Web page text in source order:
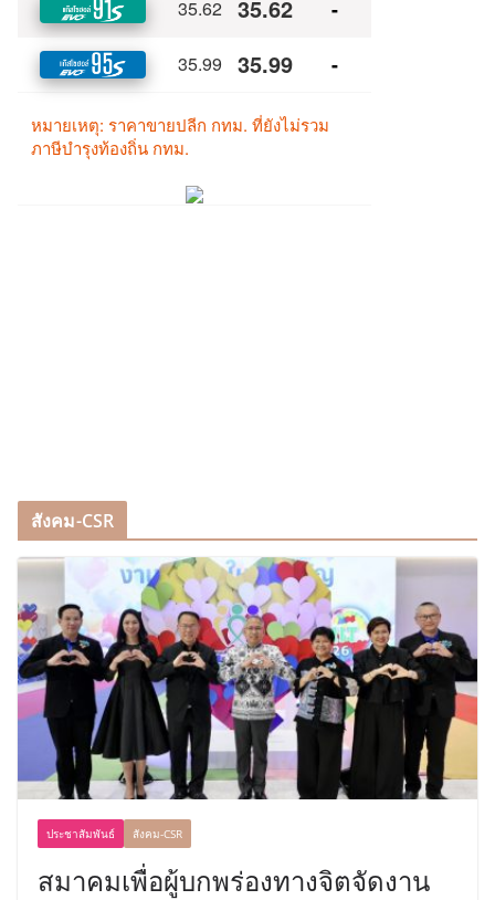
สังคม-CSR
ประชาสัมพันธ์ สังคม-CSR
สมาคมเพื่อผู้บกพร่องทางจิตจัดงาน